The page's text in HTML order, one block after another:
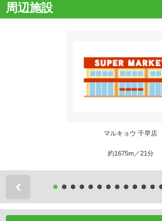
周辺施設
マルキョウ 千早店
約1675m／21分